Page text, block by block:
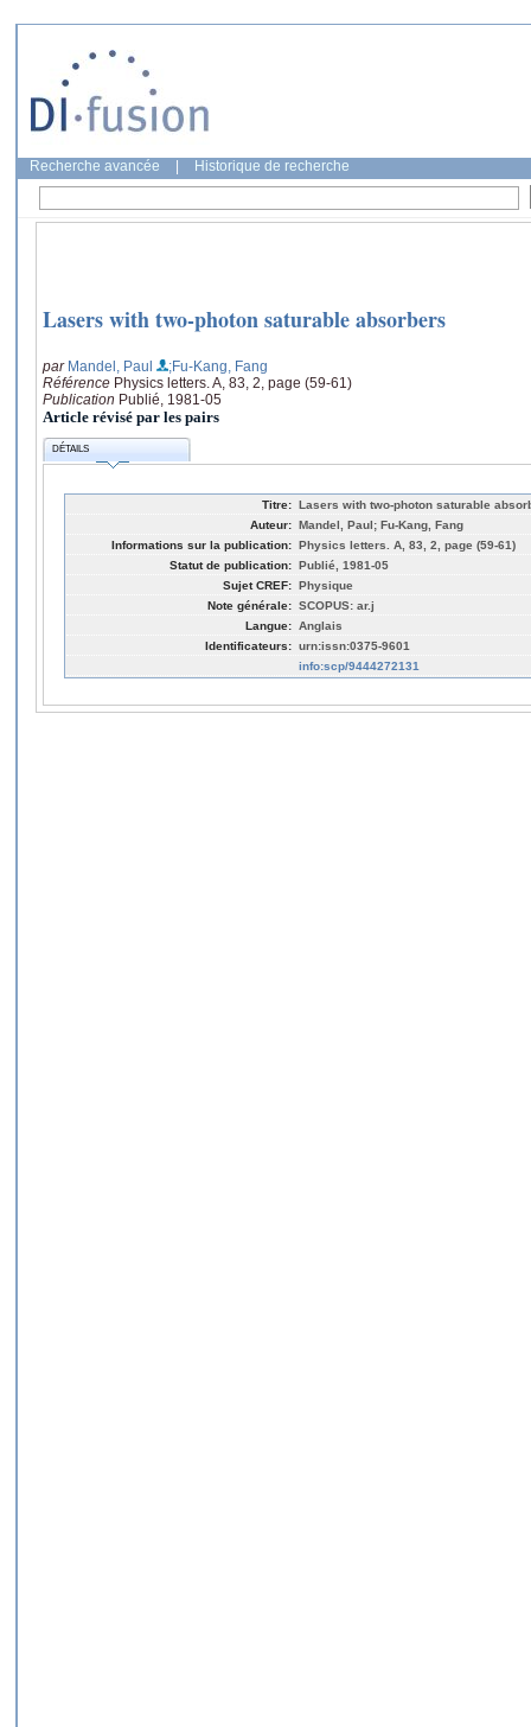
Recherche avancée Historique de recherche
Lasers with two-photon saturable absorbers
par Mandel, Paul
;Fu-Kang, Fang
Référence Physics letters. A, 83, 2, page (59-61)
Publication Publié, 1981-05
Article révisé par les pairs
DÉTAILS
Titre: Lasers with two-photon saturable
Auteur: Mandel, Paul; Fu-Kang, Fang
Informations sur la publication: Physics letters. A, 83, 2, page (59-61)
Statut de publication: Publié, 1981-05
Sujet CREF: Physique
Note générale: SCOPUS: ar.j
Langue: Anglais
Identificateurs: urn:issn:0375-9601
info:scp/9444272131